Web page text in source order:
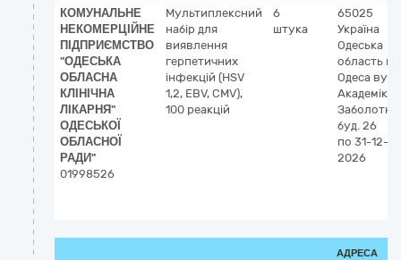
КОМУНАЛЬНЕ
НЕКОМЕРЦІЙНЕ
ПІДПРИЄМСТВО
"ОДЕСЬКА
ОБЛАСНА
КЛІНІЧНА
ЛІКАРНЯ"
ОДЕСЬКОЇ
ОБЛАСНОЇ
РАДИ"
01998526
Мультиплексний
набір для
виявлення
герпетичних
інфекцій (HSV
1,2, EBV, СМV),
100 реакцій
6
штука
65025
Україна
Одеська
область м.
Одеса вул.
Академіка
буд. 26
по 31-12-
2026
АДРЕСА